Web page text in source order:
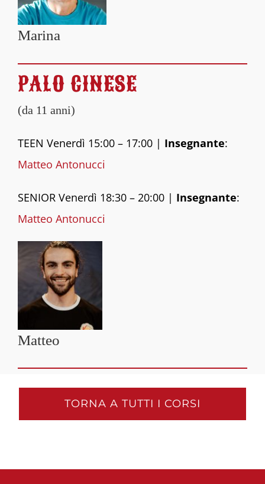
Marina
PALO CINESE
(da 11 anni)
TEEN Venerdì 15:00 – 17:00 | Insegnante:
Matteo Antonucci
SENIOR Venerdì 18:30 – 20:00 | Insegnante:
Matteo Antonucci
Matteo
TORNA A TUTTI I CORSI